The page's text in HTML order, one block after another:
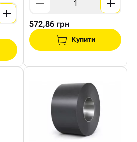
572,86 грн
Купити